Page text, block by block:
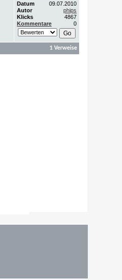
Datum
09.07.2010
Autor
phips
Klicks
4867
Kommentare
0
1 Verweise